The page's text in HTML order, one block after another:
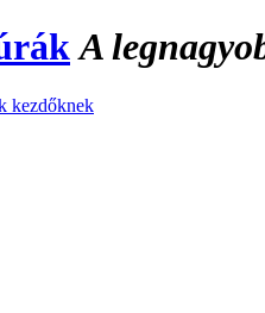
A
kezdőknek